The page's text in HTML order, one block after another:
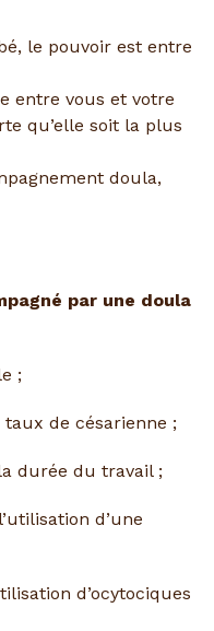
le pouvoir est entre
entre vous et votre
qu’elle soit la plus
doula,
par une doula
;
de césarienne ;
durée du travail ;
d’une
d’ocytociques